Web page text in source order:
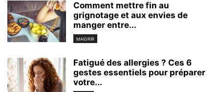
Comment mettre fin au
grignotage et aux envies de
manger entre...
MAIGRIR
Fatigué des allergies ? Ces 6
gestes essentiels pour préparer
votre...